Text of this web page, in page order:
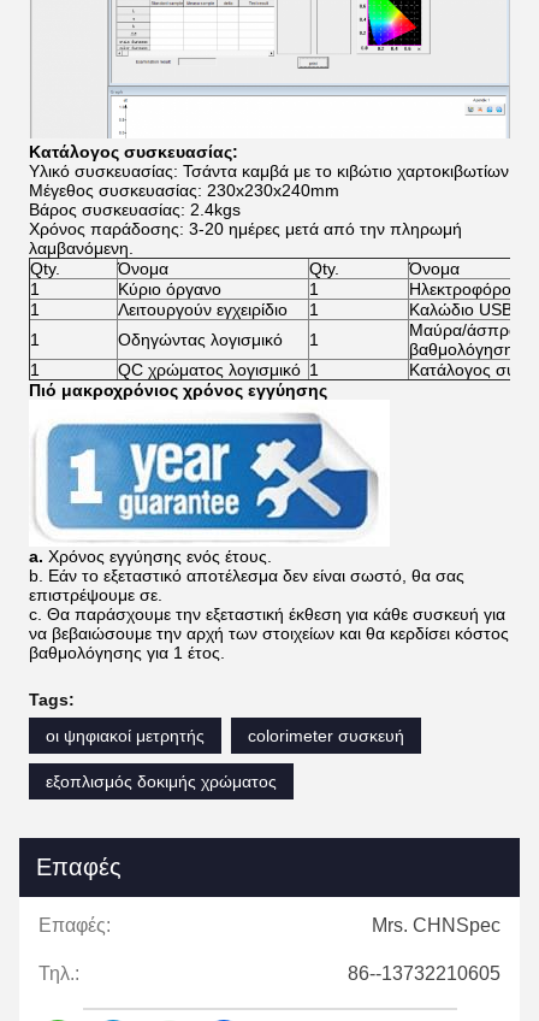
Κατάλογος συσκευασίας:
Υλικό συσκευασίας: Τσάντα καμβά με το κιβώτιο χαρτοκιβωτίων
Μέγεθος συσκευασίας: 230x230x240mm
Βάρος συσκευασίας: 2.4kgs
Χρόνος παράδοσης: 3-20 ημέρες μετά από την πληρωμή
λαμβανόμενη.
Qty.
Όνομα Qty.
Όνομα
1
Κύριο όργανο 1
Ηλεκτροφόρο
1
Λειτουργούν εγχειρίδιο 1
Καλώδιο USB
1
Οδηγώντας λογισμικό 1
Μαύρα/άσπρα
βαθμολόγησης
1
QC χρώματος λογισμικό 1
Κατάλογος
Πιό μακροχρόνιος χρόνος εγγύησης
a. Χρόνος εγγύησης ενός έτους.
b. Εάν το εξεταστικό αποτέλεσμα δεν είναι σωστό, θα σας
επιστρέψουμε σε.
c. Θα παράσχουμε την εξεταστική έκθεση για κάθε συσκευή για
να βεβαιώσουμε την αρχή των στοιχείων και θα κερδίσει κόστος
βαθμολόγησης για 1 έτος.
Tags:
οι ψηφιακοί μετρητής
colorimeter συσκευή
εξοπλισμός δοκιμής χρώματος
Επαφές
Επαφές: Mrs. CHNSpec
Τηλ.: 86--13732210605